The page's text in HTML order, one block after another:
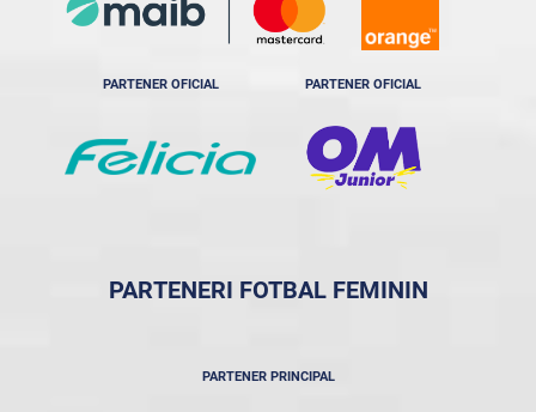
PARTENER OFICIAL PARTENER OFICIAL
PARTENERI FOTBAL FEMININ
PARTENER PRINCIPAL